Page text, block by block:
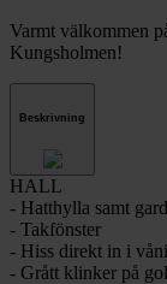
Varmt välkommen
Kungsholmen!
Beskrivning
HALL
- Hatthylla samt
- Takfönster
- Hiss direkt in i
- Grått klinker på